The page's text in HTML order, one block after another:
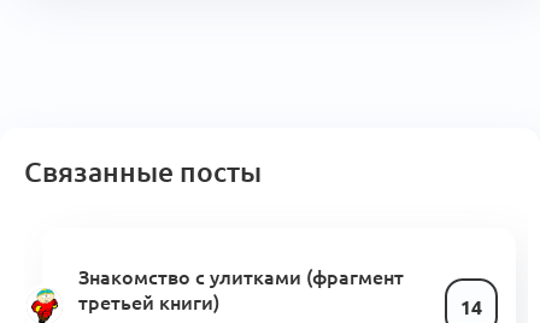
Связанные посты
Знакомство с улитками (фрагмент
третьей книги)
14